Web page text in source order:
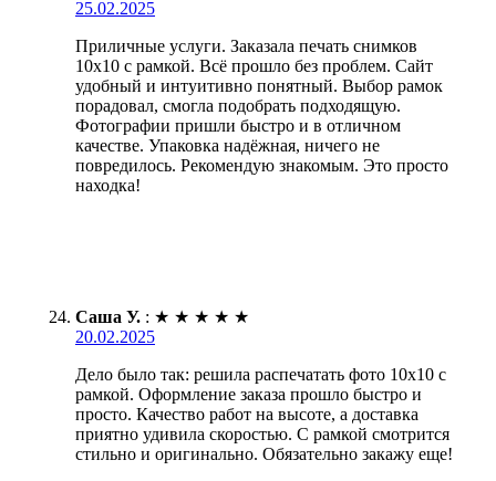
25.02.2025
Приличные услуги. Заказала печать снимков
10х10 с рамкой. Всё прошло без проблем. Сайт
удобный и интуитивно понятный. Выбор рамок
порадовал, смогла подобрать подходящую.
Фотографии пришли быстро и в отличном
качестве. Упаковка надёжная, ничего не
повредилось. Рекомендую знакомым. Это просто
находка!
Саша У. : ★ ★ ★ ★ ★
20.02.2025
Дело было так: решила распечатать фото 10х10 с
рамкой. Оформление заказа прошло быстро и
просто. Качество работ на высоте, а доставка
приятно удивила скоростью. С рамкой смотрится
стильно и оригинально. Обязательно закажу еще!